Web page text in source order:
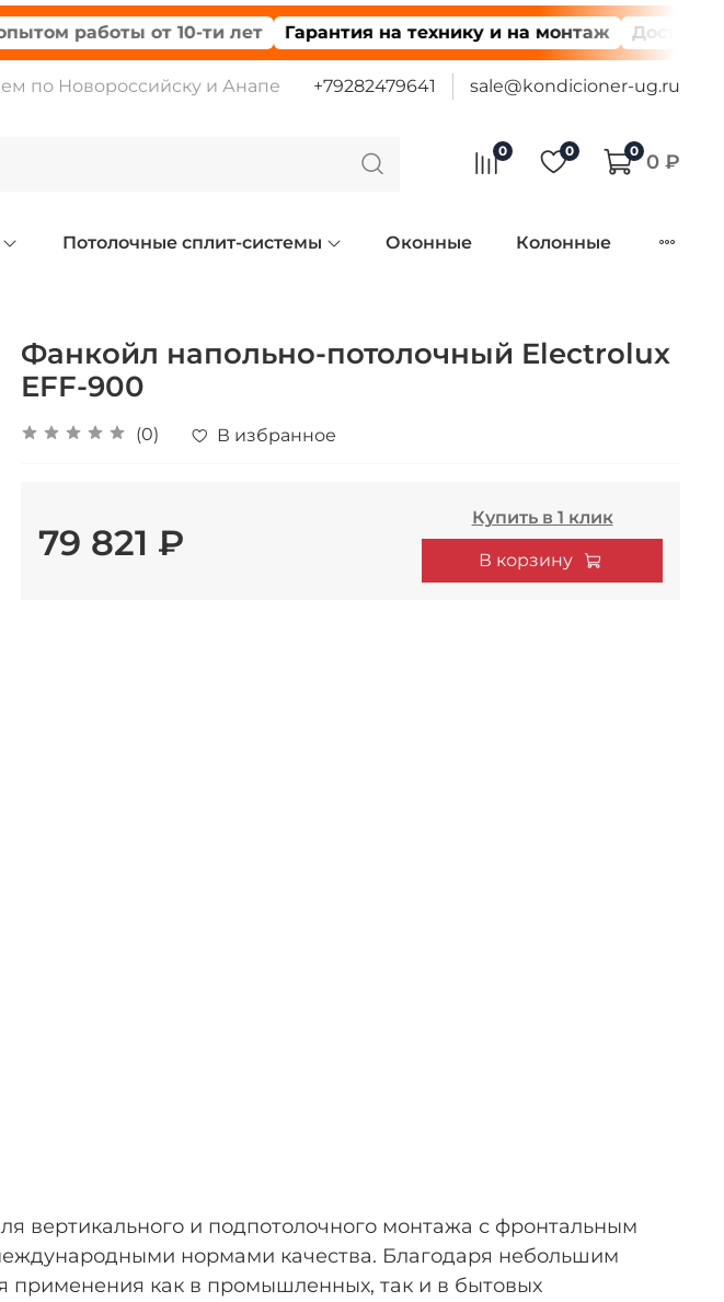
работы от 10-ти лет Гарантия на технику и на монтаж Доставка по
по Новороссийску и Анапе +79282479641 sale@kondicioner-ug.ru
0 0 0 0 ₽
Потолочные сплит-системы Оконные Колонные
Фанкойл напольно-потолочный Electrolux
EFF-900
(0) В избранное
79 821 ₽
Купить в 1 клик
В корзину
вертикального и подпотолочного монтажа с фронтальным
нормами качества. Благодаря небольшим
применения как в промышленных, так и в бытовых